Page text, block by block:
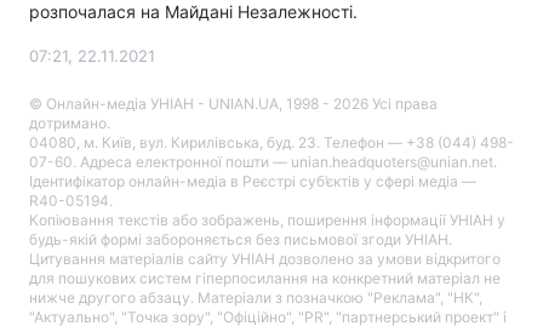
розпочалася на Майдані Незалежності.
07:21, 22.11.2021
© Онлайн-медіа УНІАН - UNIAN.UA, 1998 - 2026 Усі права
дотримано.
04080, м. Київ, вул. Кирилівська, буд. 23. Телефон — +38 (044) 498-
07-60. Адреса електронної пошти — unian.headquoters@unian.net.
Ідентифікатор онлайн-медіа в Реєстрі суб’єктів у сфері медіа —
R40-05194.
Копіювання текстів або зображень, поширення інформації УНІАН у
будь-якій формі забороняється без письмової згоди УНІАН.
Цитування матеріалів сайту УНІАН дозволено за умови відкритого
для пошукових систем гіперпосилання на конкретний матеріал не
нижче другого абзацу. Матеріали з позначкою "Реклама", "НК",
"Актуально", "Точка зору", "Офіційно", "PR", "партнерський проект" і